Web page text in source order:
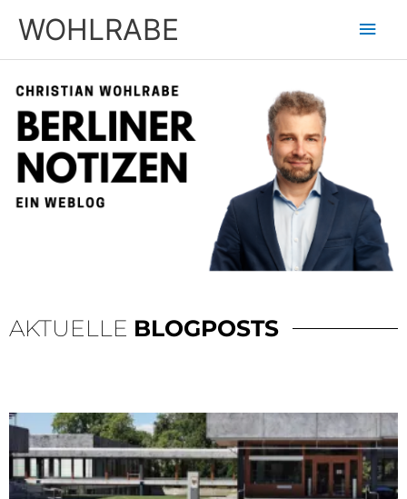
InhaltWOHLRABE
AKTUELLE BLOGPOSTS